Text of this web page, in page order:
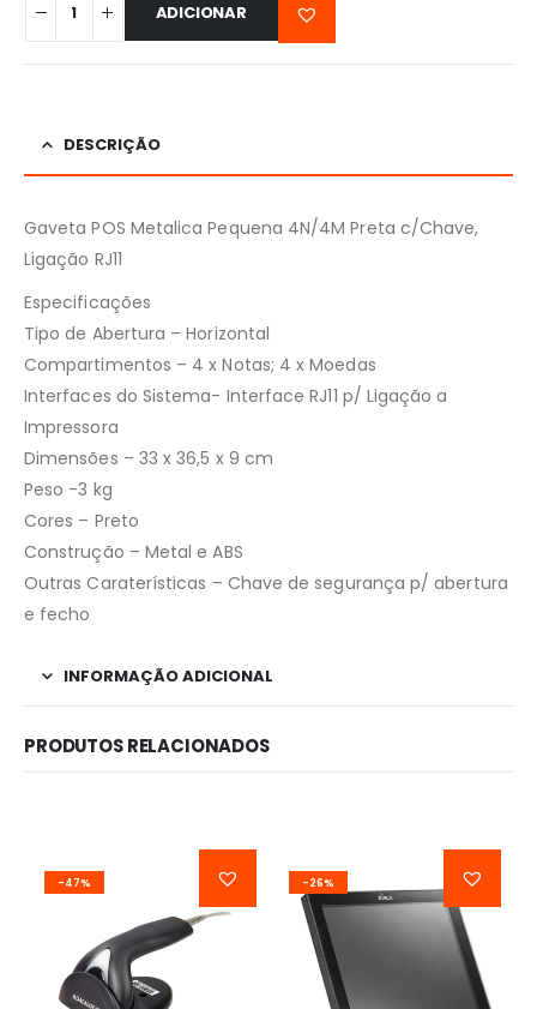
ADICIONAR
DESCRIÇÃO
Gaveta POS Metalica Pequena 4N/4M Preta c/Chave,
Ligação RJ11
Especificações
Tipo de Abertura – Horizontal
Compartimentos – 4 x Notas; 4 x Moedas
Interfaces do Sistema- Interface RJ11 p/ Ligação a
Impressora
Dimensões – 33 x 36,5 x 9 cm
Peso -3 kg
Cores – Preto
Construção – Metal e ABS
Outras Caraterísticas – Chave de segurança p/ abertura
e fecho
INFORMAÇÃO ADICIONAL
PRODUTOS RELACIONADOS
-47% -26%